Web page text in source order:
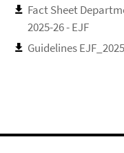
Fact Sheet
2025-26 - EJF
Guidelines